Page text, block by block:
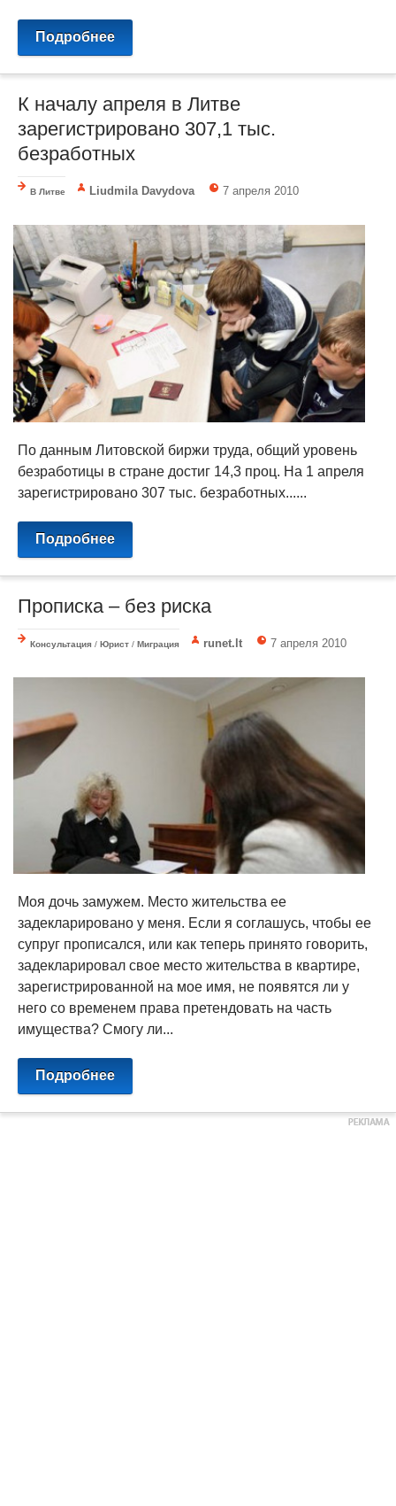
Подробнее
К началу апреля в Литве
зарегистрировано 307,1 тыс.
безработных
В Литве Liudmila Davydova 7 апреля 2010
По данным Литовской биржи труда, общий уровень
безработицы в стране достиг 14,3 проц. На 1 апреля
зарегистрировано 307 тыс. безработных......
Подробнее
Прописка – без риска
Консультация / Юрист / Миграция runet.lt 7 апреля 2010
Моя дочь замужем. Место жительства ее
задекларировано у меня. Если я соглашусь, чтобы ее
супруг прописался, или как теперь принято говорить,
задекларировал свое место жительства в квартире,
зарегистрированной на мое имя, не появятся ли у
него со временем права претендовать на часть
имущества? Смогу ли...
Подробнее